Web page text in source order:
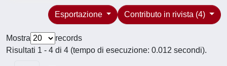
Contributo in rivista (4)
Esportazione
Mostra
records
Risultati 1 - 4 di 4 (tempo di esecuzione: 0.012 secondi).